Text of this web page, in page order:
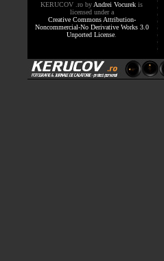
KERUCOV .ro by Andrei Vocurek is
licensed under a
Creative Commons Attribution-
Noncommercial-No Derivative Works 3.0
Unported License